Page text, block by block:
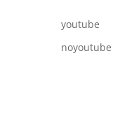
youtube
noyoutube